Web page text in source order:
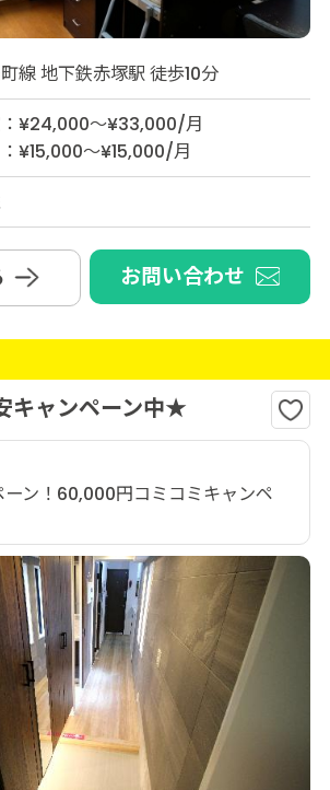
線 地下鉄赤塚駅 徒歩10分
¥24,000～¥33,000/月
：¥15,000～¥15,000/月
お問い合わせ
キャンペーン中★
ン！60,000円コミコミキャンペ